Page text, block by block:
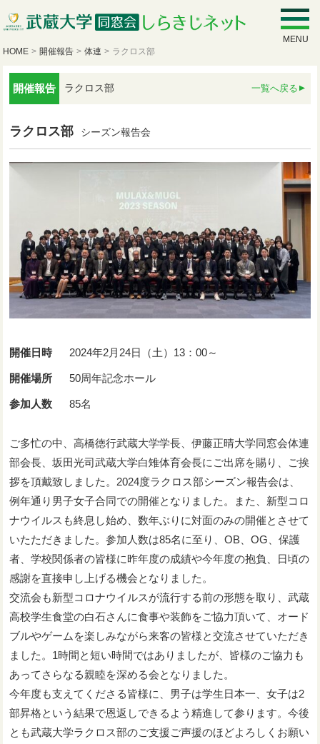
MENU
HOME > 開催報告 > 体連 > ラクロス部
開催報告 ラクロス部 一覧へ戻る
ラクロス部 シーズン報告会
開催日時 2024年2月24日（土）13：00～
開催場所 50周年記念ホール
参加人数 85名
ご多忙の中、高橋徳行武蔵大学学長、伊藤正晴大学同窓会体連
部会長、坂田光司武蔵大学白雉体育会長にご出席を賜り、ご挨
拶を頂戴致しました。2024度ラクロス部シーズン報告会は、
例年通り男子女子合同での開催となりました。また、新型コロ
ナウイルスも終息し始め、数年ぶりに対面のみの開催とさせて
いたただきました。参加人数は85名に至り、OB、OG、保護
者、学校関係者の皆様に昨年度の成績や今年度の抱負、日頃の
感謝を直接申し上げる機会となりました。
交流会も新型コロナウイルスが流行する前の形態を取り、武蔵
高校学生食堂の白石さんに食事や装飾をご協力頂いて、オード
ブルやゲームを楽しみながら来客の皆様と交流させていただき
ました。1時間と短い時間ではありましたが、皆様のご協力も
あってさらなる親睦を深める会となりました。
今年度も支えてくださる皆様に、男子は学生日本一、女子は2
部昇格という結果で恩返しできるよう精進して参ります。今後
とも武蔵大学ラクロス部のご支援ご声援のほどよろしくお願い